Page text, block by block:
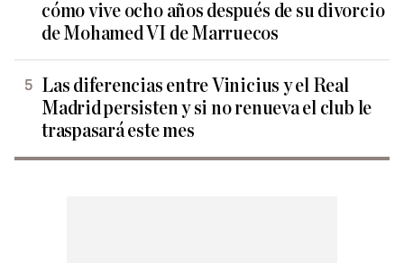
cómo vive ocho años después de su divorcio
de Mohamed VI de Marruecos
Las diferencias entre Vinicius y el Real
Madrid persisten y si no renueva el club le
traspasará este mes